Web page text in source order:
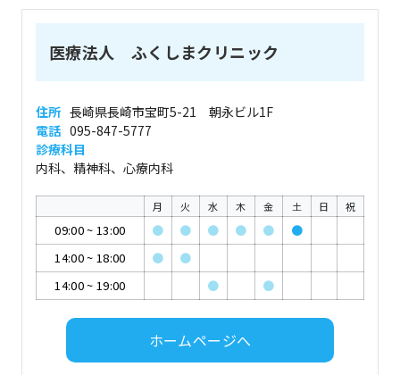
医療法人 ふくしまクリニック
住所 長崎県長崎市宝町5-21 朝永ビル1F
電話 095-847-5777
診療科目
内科、精神科、心療内科
月 火 水 木 金 土 日 祝
09:00~ 13:00 ● ● ● ● ●
●
14:00~ 18:00 ●
●
14:00~ 19:00 ● ●
ホームページへ